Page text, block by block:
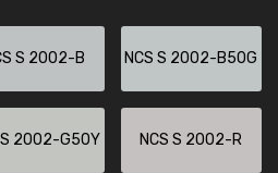
S 2002-B NCS S 2002-B50G
S 2002-G50Y NCS S 2002-R